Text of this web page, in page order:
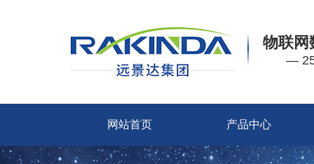
物联网
—
网站首页 产品中心